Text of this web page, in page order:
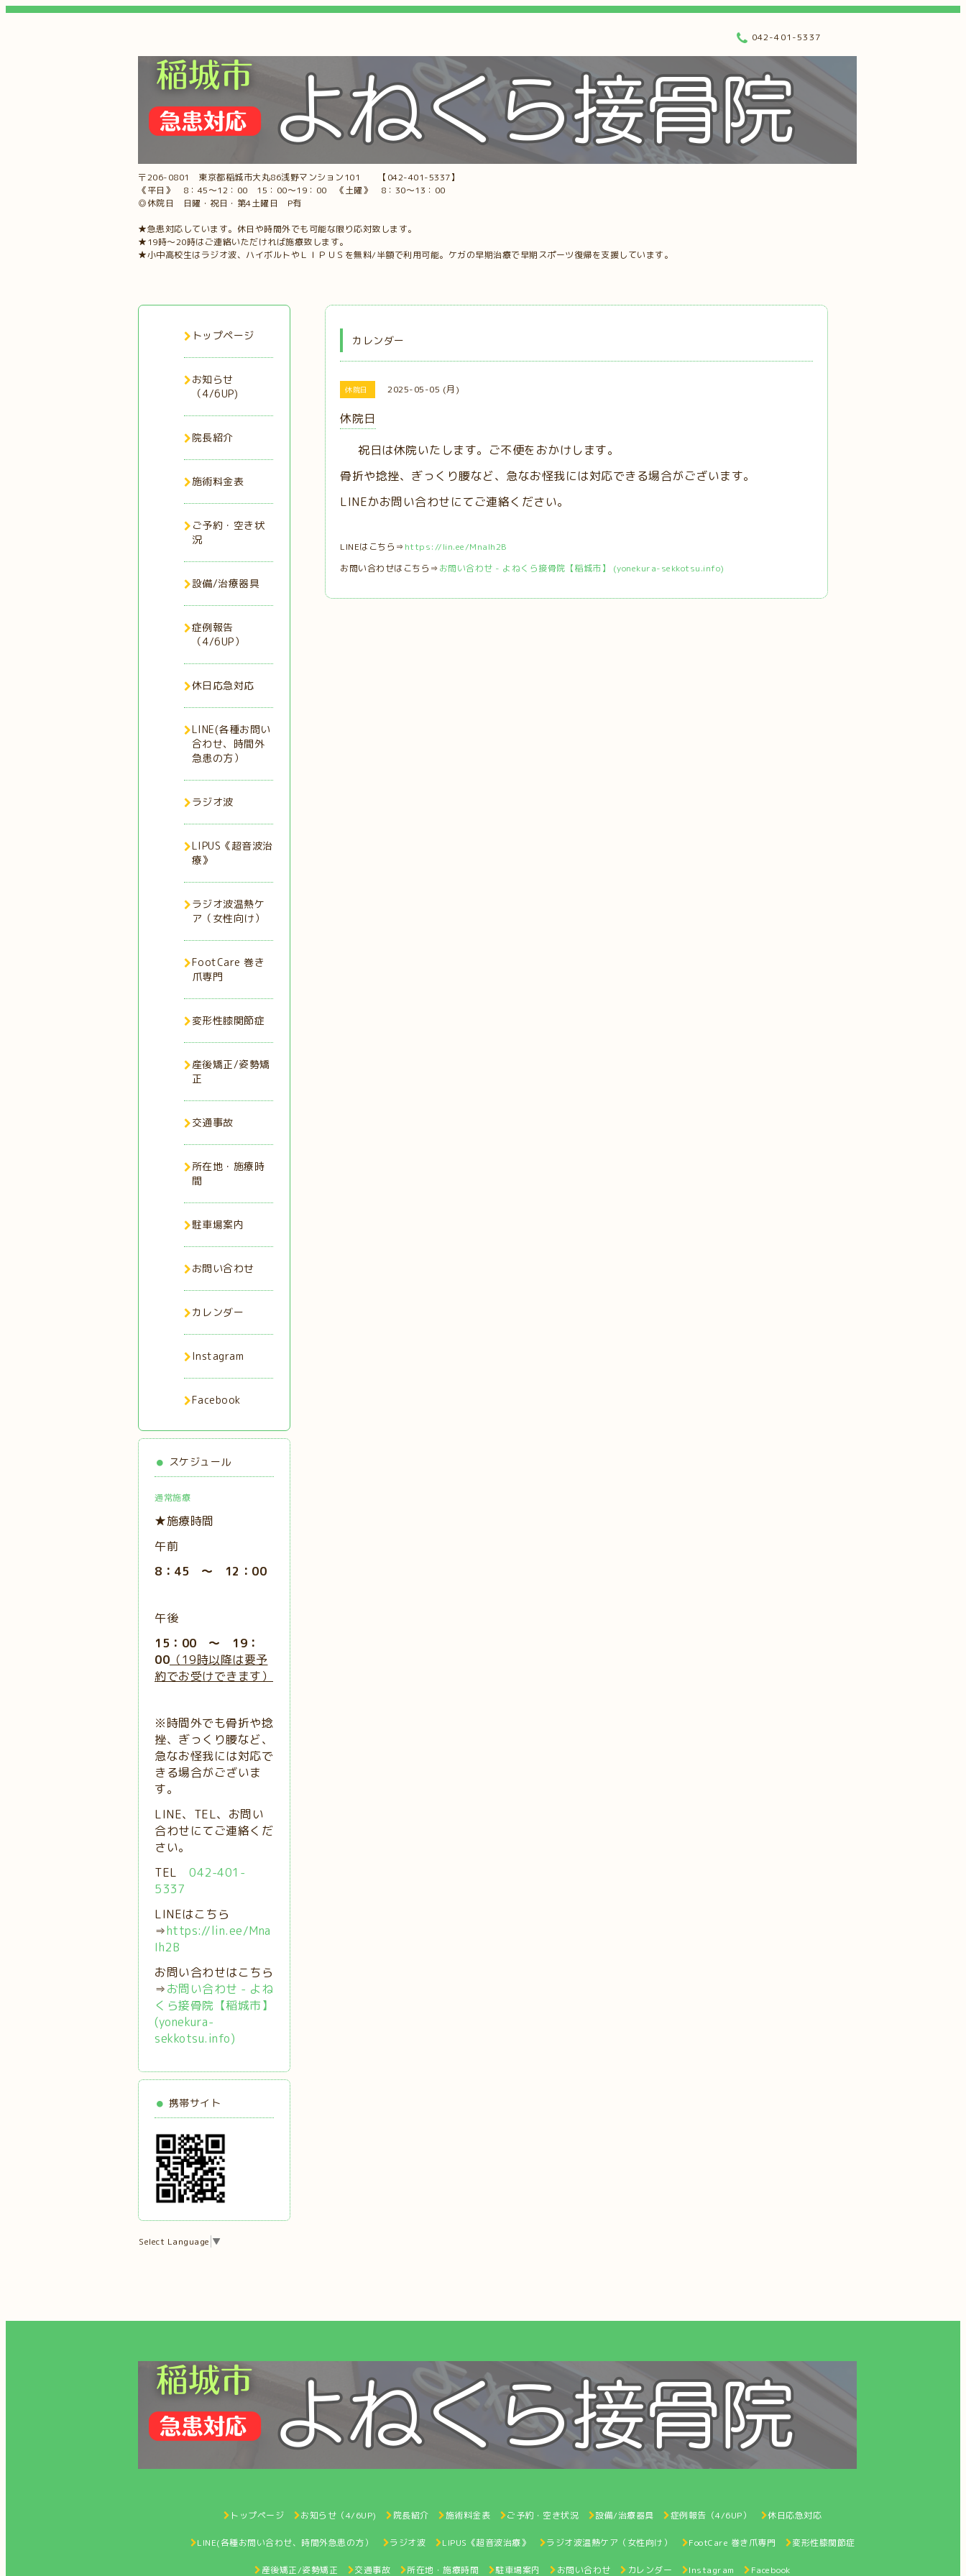
〒206-0801 東京都稲城市大丸86浅野マンション101 【042-401-5337】
《平日》 8：45～12：00 15：00～19：00 《土曜》 8：30～13：00
◎休院日 日曜・祝日・第4土曜日 P有
★急患対応しています。休日や時間外でも可能な限り応対致します。
★19時～20時はご連絡いただければ施療致します。
★小中高校生はラジオ波、ハイボルトやＬＩＰＵＳを無料/半額で利用可能。ケガの早期治療で早期スポーツ復帰を支援しています。
042-401-5337
カレンダー
休院日 2025-05-05 (月)
休院日
祝日は休院いたします。ご不便をおかけします。
骨折や捻挫、ぎっくり腰など、急なお怪我には対応できる場合がございます。
LINEかお問い合わせにてご連絡ください。
LINEはこちら⇒https://lin.ee/MnaIh2B
お問い合わせはこちら⇒お問い合わせ - よねくら接骨院【稲城市】 (yonekura-sekkotsu.info)
トップページ
お知らせ
（4/6UP)
院長紹介
施術料金表
ご予約・空き状
況
設備/治療器具
症例報告
（4/6UP）
休日応急対応
LINE(各種お問い
合わせ、時間外
急患の方）
ラジオ波
LIPUS《超音波治
療》
ラジオ波温熱ケ
ア（女性向け）
FootCare 巻き
爪専門
変形性膝関節症
産後矯正/姿勢矯
正
交通事故
所在地・施療時
間
駐車場案内
お問い合わせ
カレンダー
Instagram
Facebook
スケジュール
通常施療
★施療時間
午前
8：45 ～ 12：00
午後
15：00 ～ 19：
00 （19時以降は要予
約でお受けできます）
※時間外でも骨折や捻
挫、ぎっくり腰など、
急なお怪我には対応で
きる場合がございま
す。
LINE、TEL、お問い
合わせにてご連絡くだ
さい。
TEL 042-401-
5337
LINEはこちら
⇒https://lin.ee/Mna
Ih2B
お問い合わせはこちら
⇒お問い合わせ - よね
くら接骨院【稲城市】
(yonekura-
sekkotsu.info)
携帯サイト
Select Language ▼
トップページ お知らせ（4/6UP) 院長紹介 施術料金表 ご予約・空き状況 設備/治療器具 症例報告（4/6UP） 休日応急対応
LINE(各種お問い合わせ、時間外急患の方） ラジオ波 LIPUS《超音波治療》 ラジオ波温熱ケア（女性向け） FootCare 巻き爪専門 変形性膝関節症
産後矯正/姿勢矯正 交通事故 所在地・施療時間 駐車場案内 お問い合わせ カレンダー Instagram Facebook